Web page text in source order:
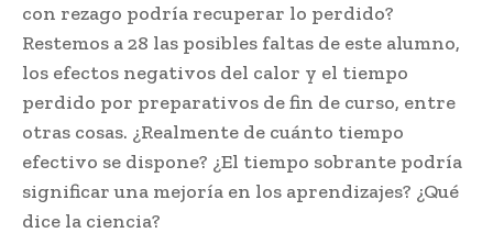
con rezago podría recuperar lo perdido?
Restemos a 28 las posibles faltas de este alumno,
los efectos negativos del calor y el tiempo
perdido por preparativos de fin de curso, entre
otras cosas. ¿Realmente de cuánto tiempo
efectivo se dispone? ¿El tiempo sobrante podría
significar una mejoría en los aprendizajes? ¿Qué
dice la ciencia?